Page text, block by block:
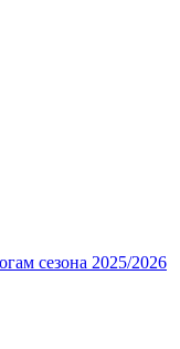
сезона 2025/2026